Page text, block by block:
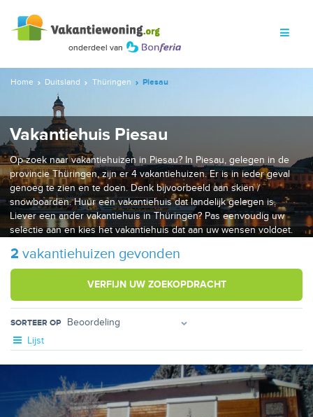
Home Duitsland Thüringen Piesau
Vakantiehuis Piesau
Op zoek naar vakantiehuizen in Piesau? In Piesau, gelegen in de
provincie Thüringen, zijn er 4 vakantiehuizen. Er is in ieder geval
genoeg te zien en te doen. Denk bijvoorbeeld aan skiën /
snowboarden. Huur een vakantiehuis dat landelijk gelegen is.
Liever een ander vakantiehuis in Thüringen? Pas eenvoudig uw
selectie aan en kies het vakantiehuis dat aan uw wensen voldoet.
2 vakantiehuizen gevonden
VERFIJN UW ZOEKOPDRACHT
SORTEER OP
Lijst